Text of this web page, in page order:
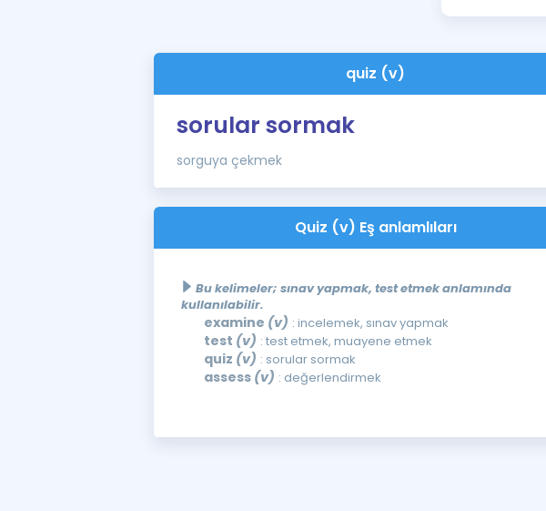
quiz (v)
sorular sormak
sorguya çekmek
Quiz (v) Eş anlamlıları
Bu kelimeler; sınav yapmak, test etmek anlamında
kullanılabilir.
examine (v) : incelemek, sınav yapmak
test (v) : test etmek, muayene etmek
quiz (v) : sorular sormak
assess (v) : değerlendirmek